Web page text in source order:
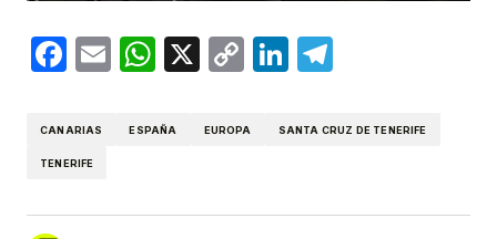
Facebook
EmailWhatsApp
X
CopyLinkedIn
CANARIAS ESPAÑA EUROPA SANTA CRUZ DE TENERIFE
TENERIFE